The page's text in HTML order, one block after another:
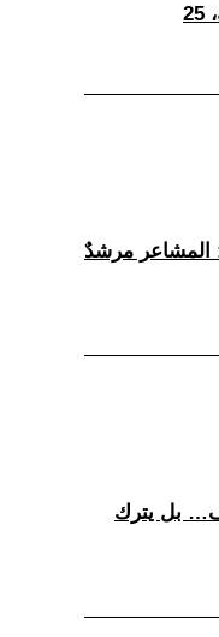
المشاعر مرشدٌ
بل يترك